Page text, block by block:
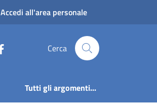
Accedi all'area personale
Cerca
Tutti gli argomenti...